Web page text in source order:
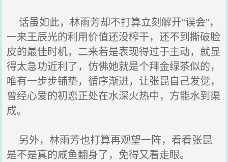
话虽如此，林雨芳却不打算立刻解开“误会”，
一来王辰光的利用价值还没榨干，还不到撕破脸
皮的最佳时机，二来若是表现得过于主动，就显
得太急功近利了，仿佛她就是个拜金绿茶似的，
唯有一步步铺垫，循序渐进，让张昆自己发觉，
曾经心爱的初恋正处在水深火热中，方能水到渠
成。
另外，林雨芳也打算再观望一阵，看看张昆
是不是真的咸鱼翻身了，免得又看走眼。